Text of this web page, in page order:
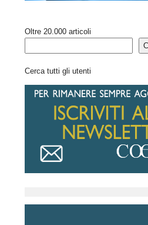
Oltre 20.000 articoli
Cerca tutti gli utenti